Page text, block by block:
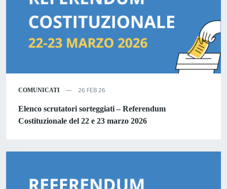
COMUNICATI 26 FEB 26
Elenco scrutatori sorteggiati – Referendum
Costituzionale del 22 e 23 marzo 2026